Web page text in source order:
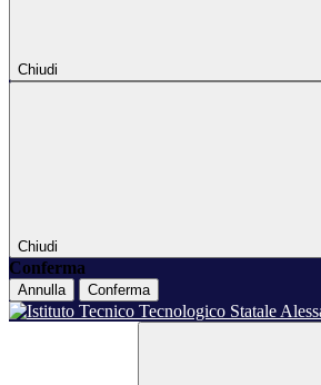
Chiudi
Chiudi
Conferma
Annulla Conferma